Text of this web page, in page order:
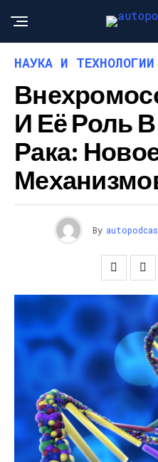
НАУКА И ТЕХНОЛОГИИ
И Её Роль
Рака:
By